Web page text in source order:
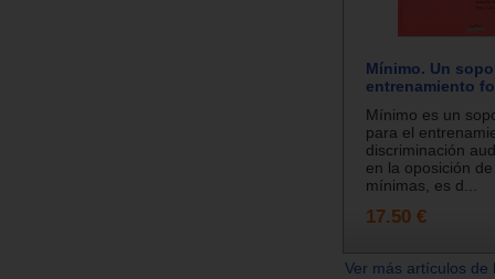
Mínimo. Un
entrenamiento
Mínimo es un
para el
discriminación
en la oposición
mínimas, es d...
17.50 €
Ver más artículos